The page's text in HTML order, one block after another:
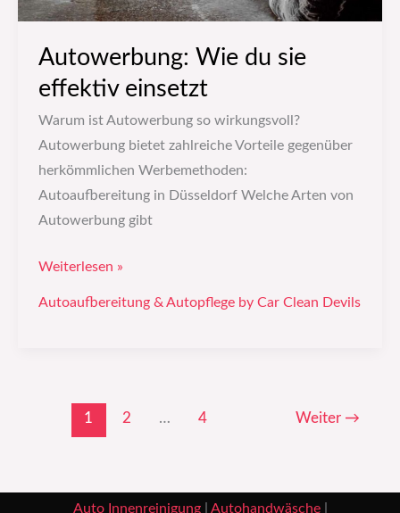
Autowerbung: Wie du sie
effektiv einsetzt
Warum ist Autowerbung so wirkungsvoll?
Autowerbung bietet zahlreiche Vorteile gegenüber
herkömmlichen Werbemethoden:
Autoaufbereitung in Düsseldorf Welche Arten von
Autowerbung gibt
Weiterlesen »
Autoaufbereitung & Autopflege by Car Clean Devils
1 2 … 4 Weiter →
Auto Innenreinigung| Autohandwäsche|